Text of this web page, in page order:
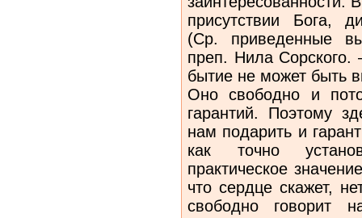
присутствии Бога,
(Ср. приведенные
преп. Нила
бытие не может быть
Оно свободно и
гарантий. Поэтому
нам подарить и
как точно
практическое
что сердце скажет,
свободно говорит